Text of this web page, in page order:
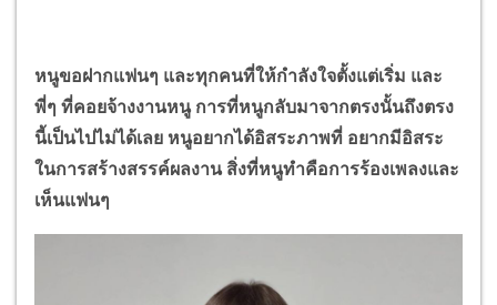
หนูขอฝากแฟนๆ และทุกคนที่ให้กำลังใจตั้งแต่เริ่ม และ
พี่ๆ ที่คอยจ้างงานหนู การที่หนูกลับมาจากตรงนั้นถึงตรง
นี้เป็นไปไม่ได้เลย หนูอยากได้อิสระภาพที่ อยากมีอิสระ
ในการสร้างสรรค์ผลงาน สิ่งที่หนูทำคือการร้องเพลงและ
เห็นแฟนๆ